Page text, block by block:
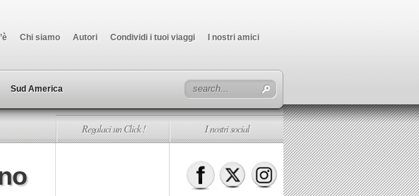
Chi siamo Autori Condividi i tuoi viaggi I nostri amici
Sud America
Regalaci un Click ! I nostri social